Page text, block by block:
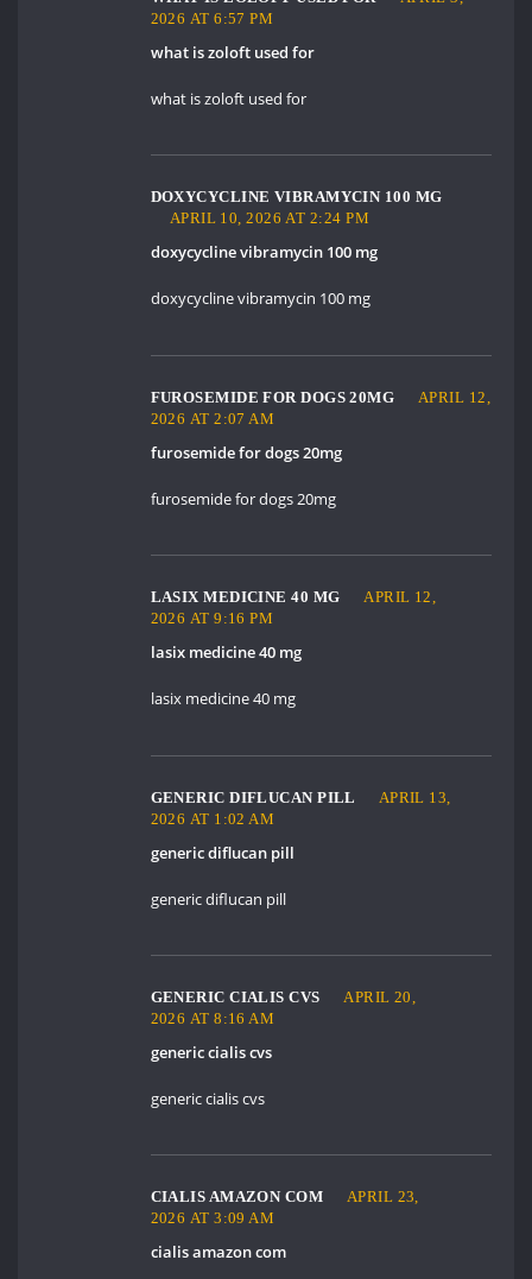
2026 AT 6:57 PM
what is zoloft used for
what is zoloft used for
DOXYCYCLINE VIBRAMYCIN 100 MG
APRIL 10, 2026 AT 2:24 PM
doxycycline vibramycin 100 mg
doxycycline vibramycin 100 mg
FUROSEMIDE FOR DOGS 20MG
APRIL 12,
2026 AT 2:07 AM
furosemide for dogs 20mg
furosemide for dogs 20mg
LASIX MEDICINE 40 MG
APRIL 12,
2026 AT 9:16 PM
lasix medicine 40 mg
lasix medicine 40 mg
GENERIC DIFLUCAN PILL
APRIL 13,
2026 AT 1:02 AM
generic diflucan pill
generic diflucan pill
GENERIC CIALIS CVS
APRIL 20,
2026 AT 8:16 AM
generic cialis cvs
generic cialis cvs
CIALIS AMAZON COM
APRIL 23,
2026 AT 3:09 AM
cialis amazon com